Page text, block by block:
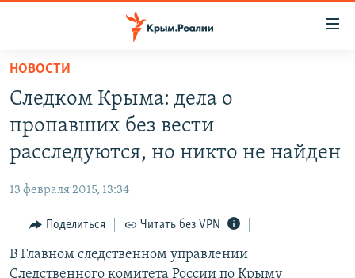
Вернуться
основному
содержанию
Вернутся
главной
навигации
Вернутся
поиску
СПЕЦПРОЕКТЫ
11 ЛЕТ ОККУПАЦИИ КРЫМА. 11 ИСТОРИЙ СОПРОТИВЛЕНИЯ
ВОДА
ЕЩЕ
ИНТЕРАКТИВ
ИНФОГРАФИКА
РАДІО СВОБОДА
КАК ОБОЙТИ БЛОКИРОВКУ
НОВОСТИ
Следком Крыма: дела о
пропавших без вести
расследуются, но никто не найден
13 февраля 2015, 13:34
Поделиться Читать без VPN
В Главном следственном управлении
Следственного комитета России по Крыму